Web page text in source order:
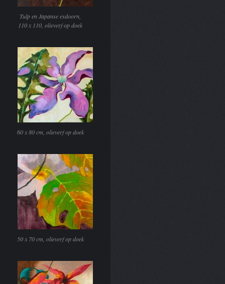
Tulp en Japanse esdoorn,
110 x 110, olieverf op doek
60 x 80 cm, olieverf op doek
50 x 70 cm, olieverf op doek